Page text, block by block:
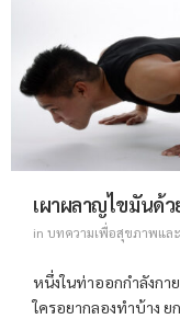
เผาผลาญไขมันด้ว
in บทความเพื่อสุขภาพแล
หนึ่งในท่าออกกำลังกา
ใครอยากลองทำบ้าง ย